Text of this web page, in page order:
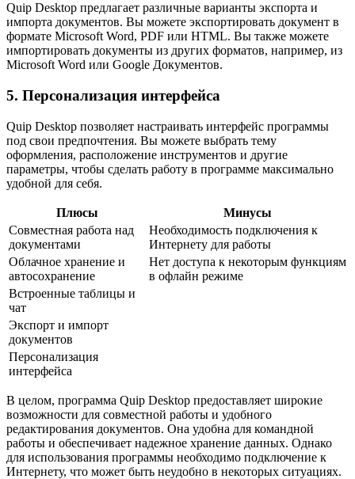
Quip Desktop предлагает различные варианты экспорта и
импорта документов. Вы можете экспортировать документ в
формате Microsoft Word, PDF или HTML. Вы также можете
импортировать документы из других форматов, например, из
Microsoft Word или Google Документов.
5. Персонализация интерфейса
Quip Desktop позволяет настраивать интерфейс программы
под свои предпочтения. Вы можете выбрать тему
оформления, расположение инструментов и другие
параметры, чтобы сделать работу в программе максимально
удобной для себя.
Плюсы
Минусы
Совместная работа над
документами
Необходимость подключения к
Интернету для работы
Облачное хранение и
автосохранение
Нет доступа к некоторым функциям
в офлайн режиме
Встроенные таблицы и
чат
Экспорт и импорт
документов
Персонализация
интерфейса
В целом, программа Quip Desktop предоставляет широкие
возможности для совместной работы и удобного
редактирования документов. Она удобна для командной
работы и обеспечивает надежное хранение данных. Однако
для использования программы необходимо подключение к
Интернету, что может быть неудобно в некоторых ситуациях.